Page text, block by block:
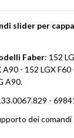
slider per
Faber: 152
- 152 LGX F60
A90.
-
dei comandi